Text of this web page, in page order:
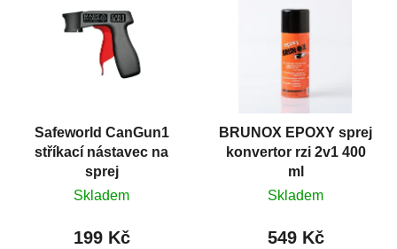
Safeworld CanGun1
stříkací nástavec na
sprej
Skladem
199 Kč
BRUNOX EPOXY sprej
konvertor rzi 2v1 400
ml
Skladem
549 Kč